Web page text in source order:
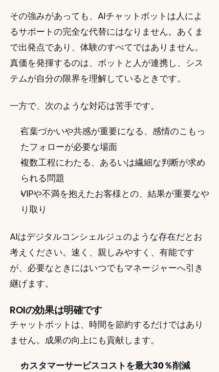
その強みがあっても、AIチャットボットは人によ
るサポートの完全な代替にはなりません。あくま
で出発点であり、体験のすべてではありません。
真価を発揮するのは、ボットと人が連携し、シス
テムが自分の限界を理解しているときです。
一方で、次のような対応は苦手です。
言葉づかいや共感が重要になる、感情のこもっ
たフォローが必要な場面
複数工程にわたる、あるいは繊細な判断が求め
られる問題
VIPや不満を抱えたお客様との、結果が重要なや
り取り
AIはデジタルコンシェルジュのような存在だとお
考えください。速く、親しみやすく、有能です
が、必要なときにはいつでもマネージャーへ引き
継げます。
ROIの効果は明確です
チャットボットは、時間を節約するだけではあり
ません。成果の向上にも貢献します。
カスタマーサービスコストを最大30％削減